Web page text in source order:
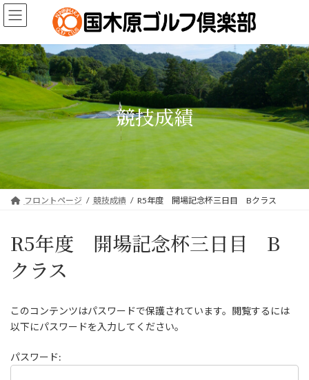
コ
ン
ン
ツ
へ
キ
ッ
プ
ナ
ビ
ー
シ
ョ
に
移
動
競技成績
フロントページ 競技成績 R5年度 開場記念杯三日目 Bクラス
R5年度 開場記念杯三日目 B
クラス
このコンテンツはパスワードで保護されています。閲覧するには
以下にパスワードを入力してください。
パスワード: